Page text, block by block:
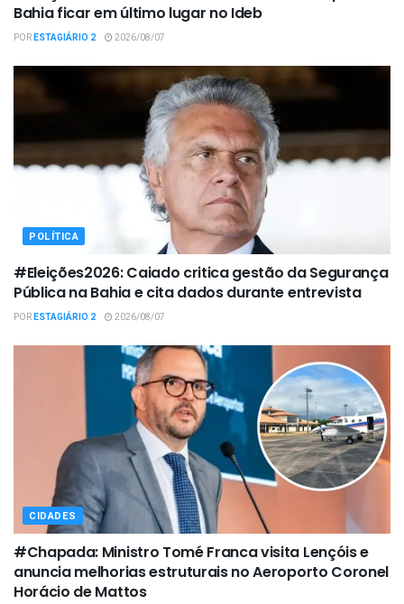
Bahia ficar em último lugar no Ideb
PORESTAGIÁRIO 2 2026/08/07
POLÍTICA
#Eleições2026: Caiado critica gestão da Segurança
Pública na Bahia e cita dados durante entrevista
PORESTAGIÁRIO 2 2026/08/07
CIDADES
#Chapada: Ministro Tomé Franca visita Lençóis e
anuncia melhorias estruturais no Aeroporto Coronel
Horácio de Mattos